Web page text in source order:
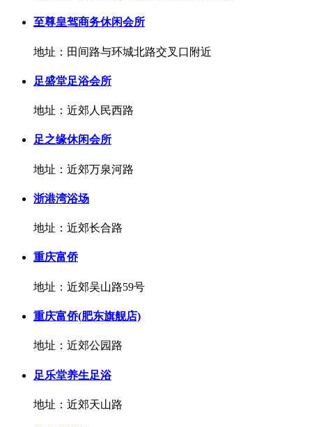
至尊皇驾商务休闲会所
地址：田间路与环城北路交叉口附近
足盛堂足浴会所
地址：近郊人民西路
足之缘休闲会所
地址：近郊万泉河路
浙港湾浴场
地址：近郊长合路
重庆富侨
地址：近郊吴山路59号
重庆富侨(肥东旗舰店)
地址：近郊公园路
足乐堂养生足浴
地址：近郊天山路